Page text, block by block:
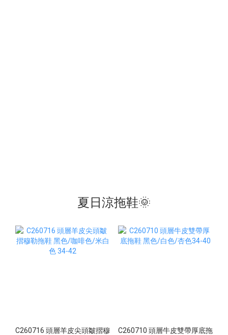
夏日涼拖鞋🌞
C260716 頭層羊皮尖頭皺摺穆
C260710 頭層牛皮雙帶厚底拖